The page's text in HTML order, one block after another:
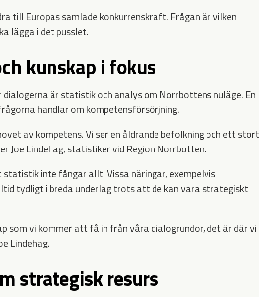
till Europas samlade konkurrenskraft. Frågan är vilken
lägga i det pusslet.
kunskap i fokus
är statistik och analys om Norrbottens nuläge. En
handlar om kompetensförsörjning.
av kompetens. Vi ser en åldrande befolkning och ett stort
Joe Lindehag, statistiker vid Region Norrbotten.
inte fångar allt. Vissa näringar, exempelvis
tydligt i breda underlag trots att de kan vara strategiskt
som vi kommer att få in från våra dialogrundor, det är där vi
Lindehag.
strategisk resurs